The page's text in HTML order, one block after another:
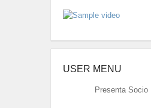
USER MENU
Presenta Socio